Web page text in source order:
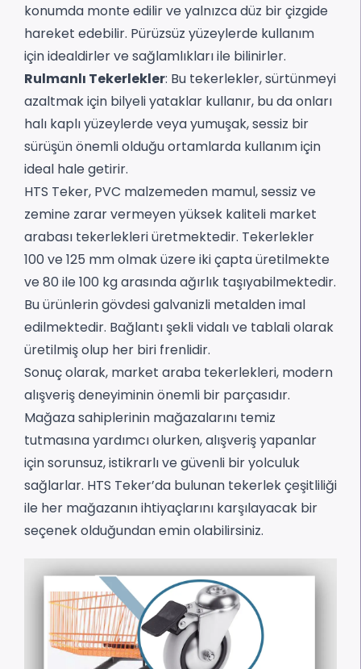
konumda monte edilir ve yalnızca düz bir çizgide
hareket edebilir. Pürüzsüz yüzeylerde kullanım
için idealdirler ve sağlamlıkları ile bilinirler.
Rulmanlı Tekerlekler: Bu tekerlekler, sürtünmeyi
azaltmak için bilyeli yataklar kullanır, bu da onları
halı kaplı yüzeylerde veya yumuşak, sessiz bir
sürüşün önemli olduğu ortamlarda kullanım için
ideal hale getirir.
HTS Teker, PVC malzemeden mamul, sessiz ve
zemine zarar vermeyen yüksek kaliteli market
arabası tekerlekleri üretmektedir. Tekerlekler
100 ve 125 mm olmak üzere iki çapta üretilmekte
ve 80 ile 100 kg arasında ağırlık taşıyabilmektedir.
Bu ürünlerin gövdesi galvanizli metalden imal
edilmektedir. Bağlantı şekli vidalı ve tablali olarak
üretilmiş olup her biri frenlidir.
Sonuç olarak, market araba tekerlekleri, modern
alışveriş deneyiminin önemli bir parçasıdır.
Mağaza sahiplerinin mağazalarını temiz
tutmasına yardımcı olurken, alışveriş yapanlar
için sorunsuz, istikrarlı ve güvenli bir yolculuk
sağlarlar. HTS Teker’da bulunan tekerlek çeşitliliği
ile her mağazanın ihtiyaçlarını karşılayacak bir
seçenek olduğundan emin olabilirsiniz.